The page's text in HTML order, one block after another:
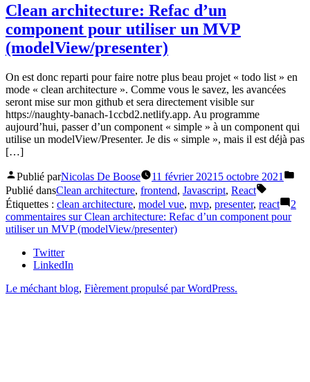
Clean architecture: Refac d’un
component pour utiliser un MVP
(modelView/presenter)
On est donc reparti pour faire notre plus beau projet « todo list » en
mode « clean architecture ». Comme vous le savez, les avancées
seront mise sur mon github et sera directement visible sur
https://naughty-banach-1ccbd2.netlify.app. Au programme
aujourd’hui, passer d’un component « simple » à un component qui
utilise un modelView/Presenter. Je dis « simple », mais il est déjà pas
[…]
Publié parNicolas De Boose 11 février 2021 5 octobre 2021
Publié dansClean architecture, frontend, Javascript, React
Étiquettes : clean architecture, model vue, mvp, presenter, react
2
commentaires sur Clean architecture: Refac d’un component pour
utiliser un MVP (modelView/presenter)
Twitter
LinkedIn
Le méchant blog, Fièrement propulsé par WordPress.